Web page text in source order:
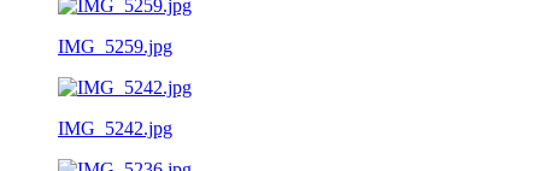
IMG_5259.jpg
IMG_5242.jpg